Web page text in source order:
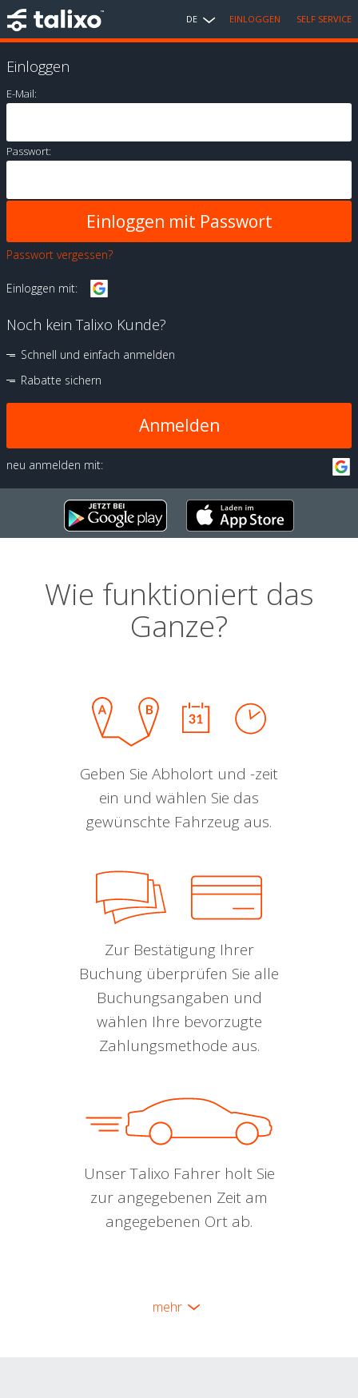
DE EINLOGGEN SELF SERVICE
Einloggen
E-Mail:
Passwort:
Passwort vergessen?
Einloggen mit:
Noch kein Talixo Kunde?
Schnell und einfach anmelden
Rabatte sichern
Anmelden
neu anmelden mit:
Wie funktioniert das
Ganze?
Geben Sie Abholort und -zeit
ein und wählen Sie das
gewünschte Fahrzeug aus.
Zur Bestätigung Ihrer
Buchung überprüfen Sie alle
Buchungsangaben und
wählen Ihre bevorzugte
Zahlungsmethode aus.
Unser Talixo Fahrer holt Sie
zur angegebenen Zeit am
angegebenen Ort ab.
mehr